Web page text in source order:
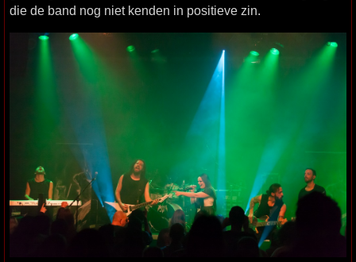
die de band nog niet kenden in positieve zin.